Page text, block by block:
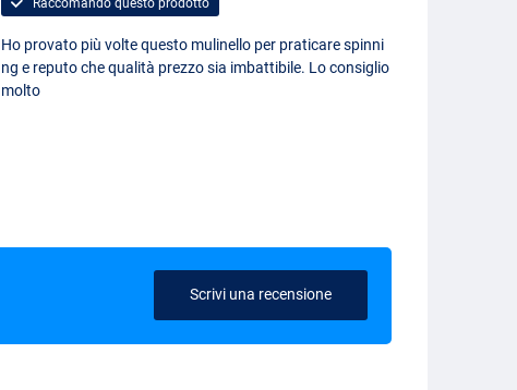
Ho provato più volte questo mulinello per praticare spinni
ng e reputo che qualità prezzo sia imbattibile. Lo consiglio
molto
Scrivi una recensione